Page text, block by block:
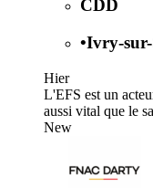
CDD
•Ivry-sur-
Hier
L'EFS est un
aussi vital que le
New